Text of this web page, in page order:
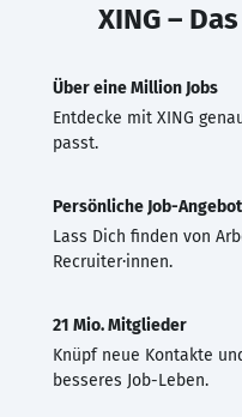
XING –
Über eine Million Jobs
Entdecke mit XING
passt.
Persönliche Job-
Lass Dich finden von
Recruiter·innen.
21 Mio. Mitglieder
Knüpf neue Kontakte
besseres Job-Leben.